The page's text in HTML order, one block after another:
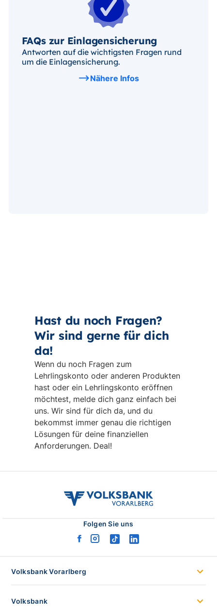
Hast du noch Fragen?
Wir sind gerne für dich
da!
Wenn du noch Fragen zum
Lehrlingskonto oder anderen Produkten
hast oder ein Lehrlingskonto eröffnen
möchtest, melde dich ganz einfach bei
uns. Wir sind für dich da, und du
bekommst immer genau die richtigen
Lösungen für deine finanziellen
Anforderungen. Deal!
volksbank
vvb
Folgen Sie uns
facebook
instagram
tiktoklinkedin
Volksbank Vorarlberg
Volksbank